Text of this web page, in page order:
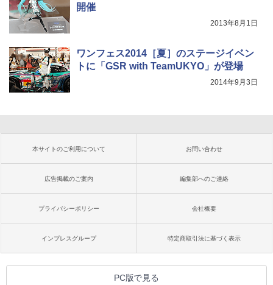
開催
2013年8月1日
ワンフェス2014［夏］のステージイベン
トに「GSR with TeamUKYO」が登場
2014年9月3日
本サイトのご利用について お問い合わせ
広告掲載のご案内 編集部へのご連絡
プライバシーポリシー 会社概要
インプレスグループ 特定商取引法に基づく表示
PC版で見る